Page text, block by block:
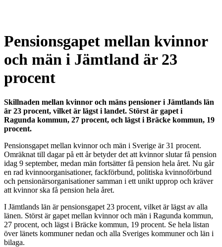
Pensionsgapet mellan kvinnor
och män i Jämtland är 23
procent
Skillnaden mellan kvinnor och mäns pensioner i Jämtlands län
är 23 procent, vilket är lägst i landet. Störst är gapet i
Ragunda kommun, 27 procent, och lägst i Bräcke kommun, 19
procent.
Pensionsgapet mellan kvinnor och män i Sverige är 31 procent.
Omräknat till dagar på ett år betyder det att kvinnor slutar få pension
idag 9 september, medan män fortsätter få pension hela året. Nu går
en rad kvinnoorganisationer, fackförbund, politiska kvinnoförbund
och pensionärsorganisationer samman i ett unikt upprop och kräver
att kvinnor ska få pension hela året.
I Jämtlands län är pensionsgapet 23 procent, vilket är lägst av alla
länen. Störst är gapet mellan kvinnor och män i Ragunda kommun,
27 procent, och lägst i Bräcke kommun, 19 procent. Se hela listan
över länets kommuner nedan och alla Sveriges kommuner och län i
bilaga.